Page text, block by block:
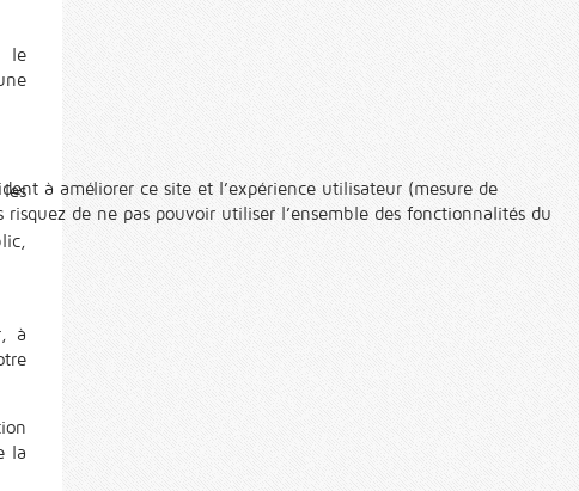
le
à
la
à améliorer ce site et l’expérience utilisateur (mesure de
de ne pas pouvoir utiliser l’ensemble des fonctionnalités du